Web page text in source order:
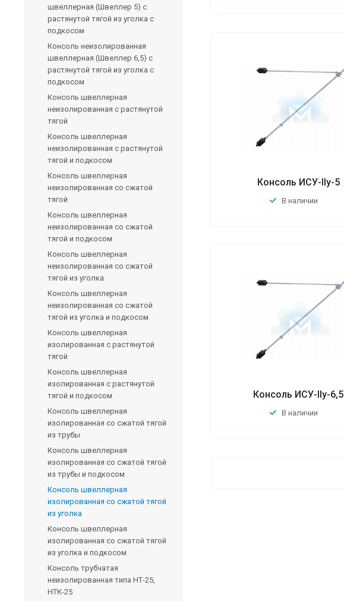
Консоль ИСУ-IIу-5
В наличии
Консоль ИСУ-IIу-6,5
В наличии
швеллерная (Швеллер 5) с
растянутой тягой из уголка с
подкосом
Консоль неизолированная
швеллерная (Швеллер 6,5) с
растянутой тягой из уголка с
подкосом
Консоль швеллерная
неизолированная с растянутой
тягой
Консоль швеллерная
неизолированная с растянутой
тягой и подкосом
Консоль швеллерная
неизолированная со сжатой
тягой
Консоль швеллерная
неизолированная со сжатой
тягой и подкосом
Консоль швеллерная
неизолированная со сжатой
тягой из уголка
Консоль швеллерная
неизолированная со сжатой
тягой из уголка и подкосом
Консоль швеллерная
изолированная с растянутой
тягой
Консоль швеллерная
изолированная с растянутой
тягой и подкосом
Консоль швеллерная
изолированная со сжатой тягой
из трубы
Консоль швеллерная
изолированная со сжатой тягой
из трубы и подкосом
Консоль швеллерная
изолированная со сжатой тягой
из уголка
Консоль швеллерная
изолированная со сжатой тягой
из уголка и подкосом
Консоль трубчатая
неизолированная типа НТ-25,
НТК-25